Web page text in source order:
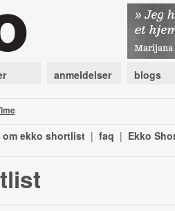
anmeldelser blogs
om ekko shortlist | faq | Ekko